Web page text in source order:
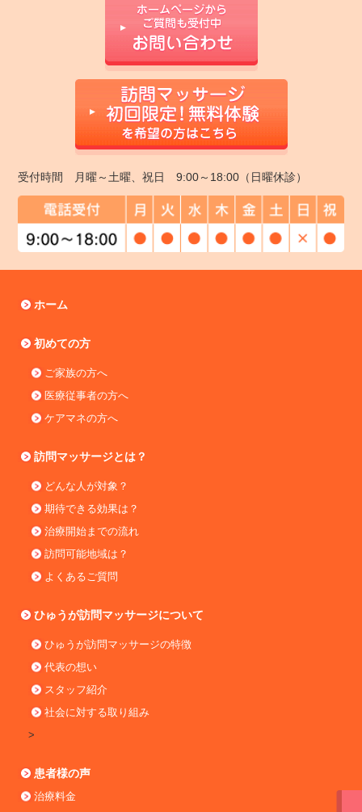
受付時間 月曜～土曜、祝日 9:00～18:00（日曜休診）
ホーム
初めての方
ご家族の方へ
医療従事者の方へ
ケアマネの方へ
訪問マッサージとは？
どんな人が対象？
期待できる効果は？
治療開始までの流れ
訪問可能地域は？
よくあるご質問
ひゅうが訪問マッサージについて
ひゅうが訪問マッサージの特徴
代表の想い
スタッフ紹介
社会に対する取り組み
>
患者様の声
治療料金